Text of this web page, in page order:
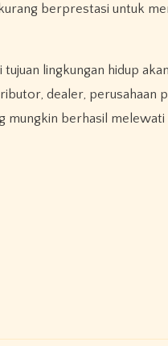
berprestasi untuk
lingkungan hidup
dealer, perusahaan
mungkin berhasil melewati